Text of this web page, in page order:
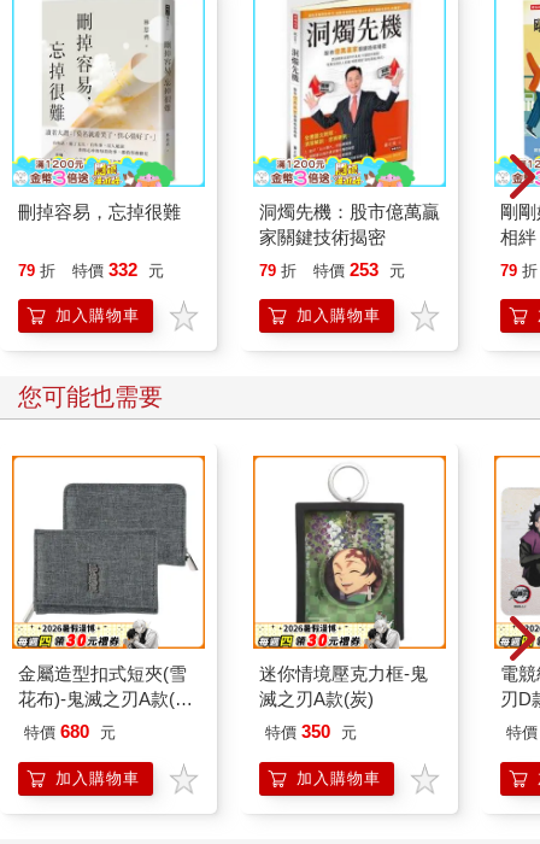
刪掉容易，忘掉很難
79 折 特價 332 元
加入購物車
洞燭先機：股市億萬贏
家關鍵技術揭密
79 折 特價 253 元
加入購物車
剛
相
要
79 折
您可能也需要
金屬造型扣式短夾(雪
花布)-鬼滅之刃A款(惡
鬼滅殺)
特價 680 元
加入購物車
迷你情境壓克力框-鬼
滅之刃A款(炭)
特價 350 元
加入購物車
電
刃D
特價